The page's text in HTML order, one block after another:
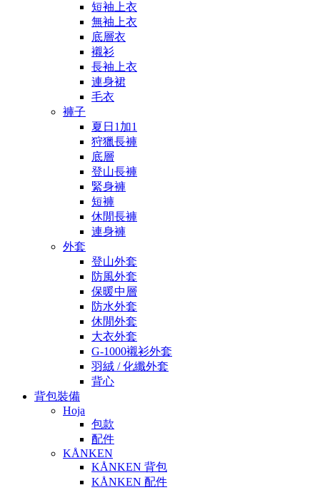
短袖上衣
無袖上衣
底層衣
襯衫
長袖上衣
連身裙
毛衣
褲子
夏日1加1
狩獵長褲
底層
登山長褲
緊身褲
短褲
休閒長褲
連身褲
外套
登山外套
防風外套
保暖中層
防水外套
休閒外套
大衣外套
G-1000襯衫外套
羽絨 / 化纖外套
背心
背包裝備
Hoja
包款
配件
KÅNKEN
KÅNKEN 背包
KÅNKEN 配件